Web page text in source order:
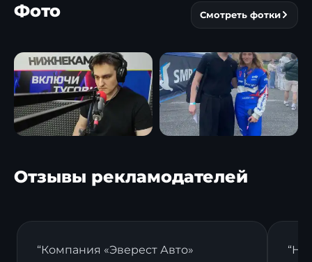
Фото Смотреть фотки
Отзывы рекламодателей
“Компания «Эверест Авто»